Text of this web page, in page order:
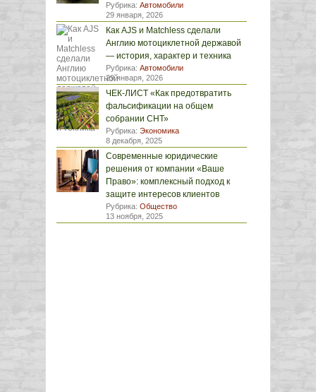
Рубрика: Автомобили
29 января, 2026
Как AJS и Matchless сделали
Англию мотоциклетной державой
— история, характер и техника
Рубрика: Автомобили
29 января, 2026
ЧЕК-ЛИСТ «Как предотвратить
фальсификации на общем
собрании СНТ»
Рубрика: Экономика
8 декабря, 2025
Современные юридические
решения от компании «Ваше
Право»: комплексный подход к
защите интересов клиентов
Рубрика: Общество
13 ноября, 2025